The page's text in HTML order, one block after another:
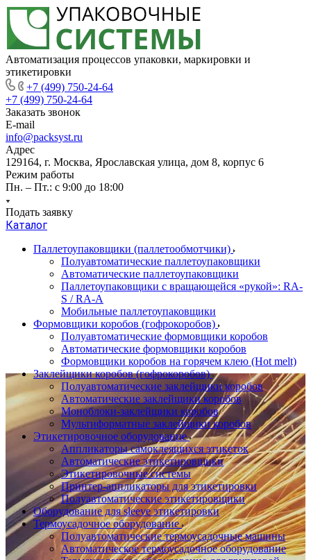
Автоматизация процессов упаковки, маркировки и
этикетировки
+7 (499) 750-24-64
+7 (499) 750-24-64
Заказать звонок
E-mail
info@packsyst.ru
Адрес
129164, г. Москва, Ярославская улица, дом 8, корпус 6
Режим работы
Пн. – Пт.: с 9:00 до 18:00
Подать заявку
Каталог
Паллетоупаковщики (паллетообмотчики)
Полуавтоматические паллетоупаковщики
Автоматические паллетоупаковщики
Паллетоупаковщики с вращающейся «рукой»: RA-
S / RA-A
Мобильные паллетоупаковщики
Формовщики коробов (гофрокоробов)
Полуавтоматические формовщики коробов
Автоматические формовщики коробов
Формовщики коробов на горячем клею (Hot melt)
Заклейщики коробов (гофрокоробов)
Полуавтоматические заклейщики коробов
Автоматические заклейщики коробов
Моноблоки-заклейщики коробов
Мультиформатные заклейщики коробов
Этикетировочное оборудование
Аппликаторы самоклеящихся этикеток
Автоматические этикетировщики
Этикетировочные системы
Принтер-аппликаторы для этикетировки
Полуавтоматические этикетировщики
Оборудование для sleeve этикетировки
Термоусадочное оборудование
Полуавтоматические термоусадочные машины
Автоматическое термоусадочное оборудование